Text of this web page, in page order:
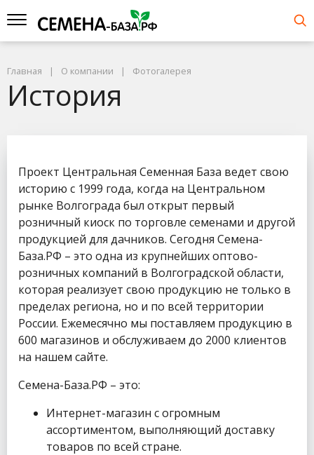
Главная О компании Фотогалерея
История
Проект Центральная Семенная База ведет свою
историю с 1999 года, когда на Центральном
рынке Волгограда был открыт первый
розничный киоск по торговле семенами и другой
продукцией для дачников. Сегодня Семена-
База.РФ – это одна из крупнейших оптово-
розничных компаний в Волгоградской области,
которая реализует свою продукцию не только в
пределах региона, но и по всей территории
России. Ежемесячно мы поставляем продукцию в
600 магазинов и обслуживаем до 2000 клиентов
на нашем сайте.
Семена-База.РФ – это:
Интернет-магазин с огромным
ассортиментом, выполняющий доставку
товаров по всей стране.